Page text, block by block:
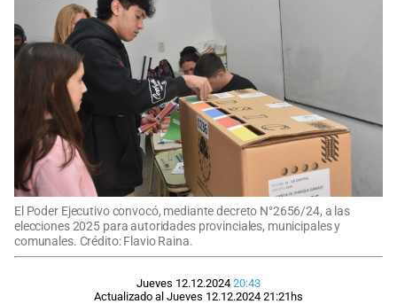
El Poder Ejecutivo convocó, mediante decreto N°2656/24, a las
elecciones 2025 para autoridades provinciales, municipales y
comunales. Crédito: Flavio Raina.
Jueves 12.12.2024 20:43
Actualizado al Jueves 12.12.2024 21:21hs